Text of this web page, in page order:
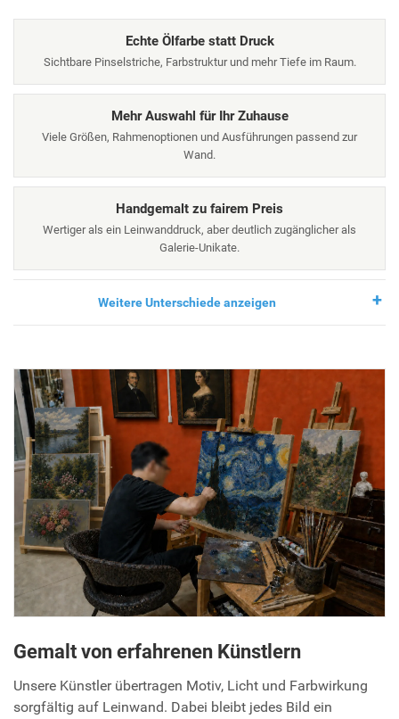
Echte Ölfarbe statt Druck
Sichtbare Pinselstriche, Farbstruktur und mehr Tiefe im Raum.
Mehr Auswahl für Ihr Zuhause
Viele Größen, Rahmenoptionen und Ausführungen passend zur
Wand.
Handgemalt zu fairem Preis
Wertiger als ein Leinwanddruck, aber deutlich zugänglicher als
Galerie-Unikate.
Weitere Unterschiede anzeigen
Gemalt von erfahrenen Künstlern
Unsere Künstler übertragen Motiv, Licht und Farbwirkung
sorgfältig auf Leinwand. Dabei bleibt jedes Bild ein